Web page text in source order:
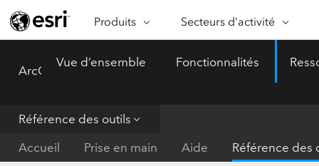
Produits
ARCGIS
ArcGIS Online
Plateforme de cartographie SaaS
Secteurs d’activité
SECTEURS D’ACTIVITÉ
Protection de
ArcGIS Pro
Vue d’ensemble Fonctionnalités
Référence des outils
Accueil
Prise en main Aide Référence des